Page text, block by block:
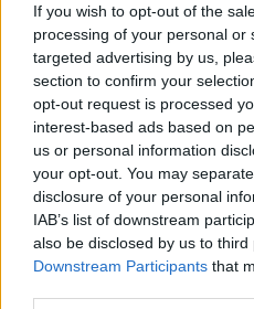
If you wish to opt-out of the
processing of your personal or
targeted advertising by us,
section to confirm your
opt-out request is processed
interest-based ads based on
us or personal information
your opt-out. You may
disclosure of your personal
IAB’s list of downstream
also be disclosed by us to third
Downstream Participants that
Olvastad már?